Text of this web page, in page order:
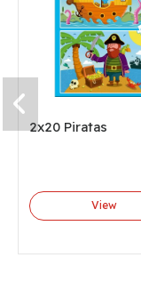
2x20 Piratas
View